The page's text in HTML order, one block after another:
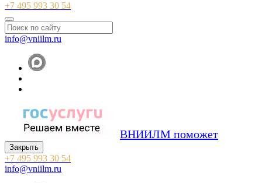
+7 495 993 30 54
info@vniilm.ru
ВНИИЛМ поможет
Закрыть
+7 495 993 30 54
info@vniilm.ru